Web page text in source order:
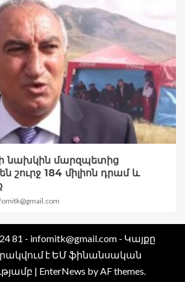
նախկին մարզպետից
շուրջ 184 միլիոն դրամ և
81 - infomitk@gmail.com - Կայքը
է ԵՄ ֆինանսական
| EnterNews by AF themes.